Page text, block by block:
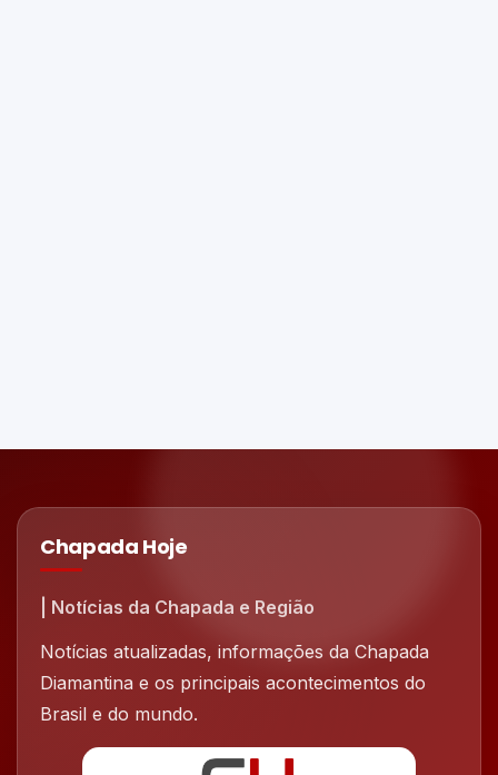
Chapada Hoje
| Notícias da Chapada e Região
Notícias atualizadas, informações da Chapada
Diamantina e os principais acontecimentos do
Brasil e do mundo.